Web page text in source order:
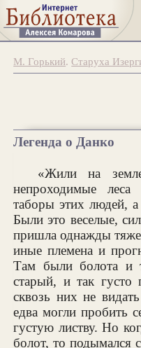
М. Горький.Старуха
Легенда о Данко
«Жили на
непроходимые
таборы этих людей,
Были это веселые,
пришла однажды
иные племена и
Там были болота и
старый, и так густо
сквозь них не
едва могли пробить
густую листву. Но
болот, то подымался